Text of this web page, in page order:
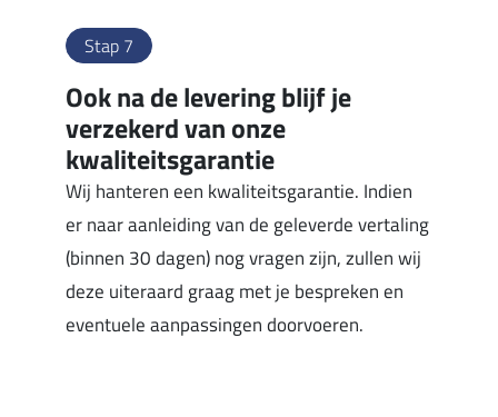
Stap 7
Ook na de levering blijf je
verzekerd van onze
kwaliteitsgarantie
Wij hanteren een kwaliteitsgarantie. Indien
er naar aanleiding van de geleverde vertaling
(binnen 30 dagen) nog vragen zijn, zullen wij
deze uiteraard graag met je bespreken en
eventuele aanpassingen doorvoeren.